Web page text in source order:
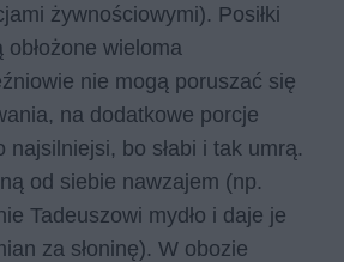
żywnościowymi). Posiłki
wieloma
nie mogą poruszać się
na dodatkowe porcje
najsilniejsi, bo słabi i tak umrą.
od siebie nawzajem (np.
Tadeuszowi mydło i daje je
za słoninę). W obozie